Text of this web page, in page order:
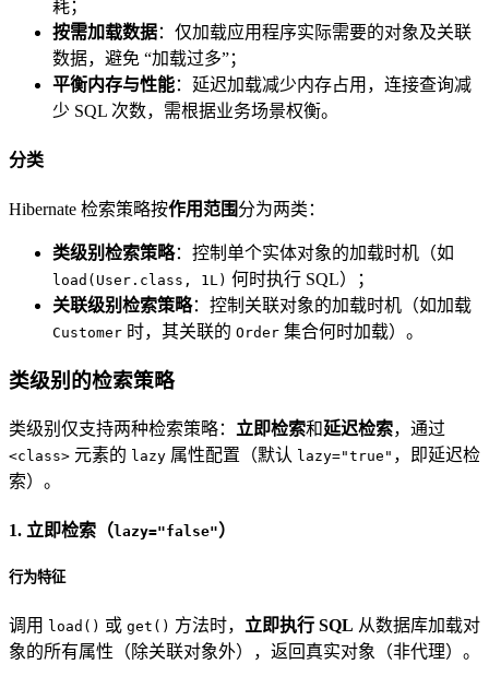
耗；
按需加载数据：仅加载应用程序实际需要的对象及关联
数据，避免 “加载过多”；
平衡内存与性能：延迟加载减少内存占用，连接查询减
少 SQL 次数，需根据业务场景权衡。
分类
Hibernate 检索策略按作用范围分为两类：
类级别检索策略：控制单个实体对象的加载时机（如
load(User.class, 1L) 何时执行 SQL）；
关联级别检索策略：控制关联对象的加载时机（如加载
Customer 时，其关联的 Order 集合何时加载）。
类级别的检索策略
类级别仅支持两种检索策略： 立即检索和延迟检索，通过
<class> 元素的 lazy 属性配置（默认 lazy="true" ，即延迟检
索）。
1. 立即检索（ lazy="false"）
行为特征
调用 load() 或 get() 方法时， 立即执行 SQL 从数据库加载对
象的所有属性（除关联对象外），返回真实对象（非代理）。